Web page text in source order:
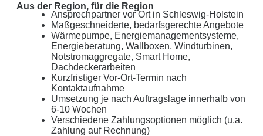
Aus der Region, für die Region
Ansprechpartner vor Ort in Schleswig-Holstein
Maßgeschneiderte, bedarfsgerechte Angebote
Wärmepumpe, Energiemanagementsysteme,
Energieberatung, Wallboxen, Windturbinen,
Notstromaggregate, Smart Home,
Dachdeckerarbeiten
Kurzfristiger Vor-Ort-Termin nach
Kontaktaufnahme
Umsetzung je nach Auftragslage innerhalb von
6-10 Wochen
Verschiedene Zahlungsoptionen möglich (u.a.
Zahlung auf Rechnung)